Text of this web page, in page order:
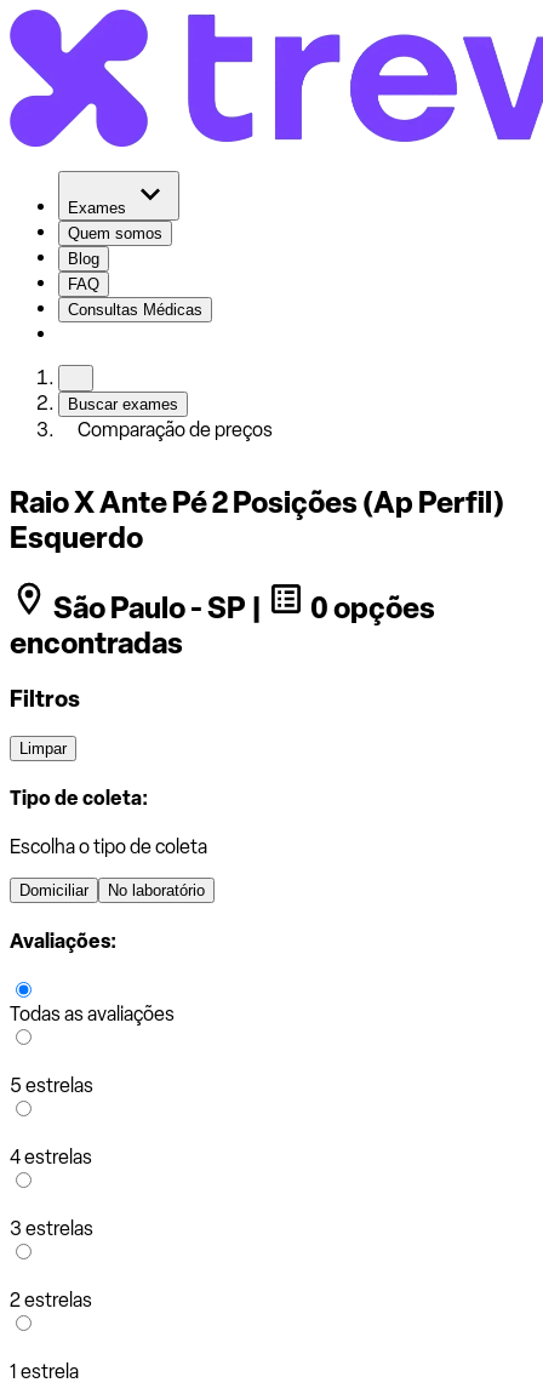
Exames
Quem somos
Blog
FAQ
Consultas Médicas
Buscar exames
Comparação de preços
Raio X Ante Pé 2 Posições (Ap Perfil)
Esquerdo
São Paulo - SP |
0 opções
encontradas
Filtros
Limpar
Tipo de coleta:
Escolha o tipo de coleta
Domiciliar No laboratório
Avaliações:
Todas as avaliações
5 estrelas
4 estrelas
3 estrelas
2 estrelas
1 estrela